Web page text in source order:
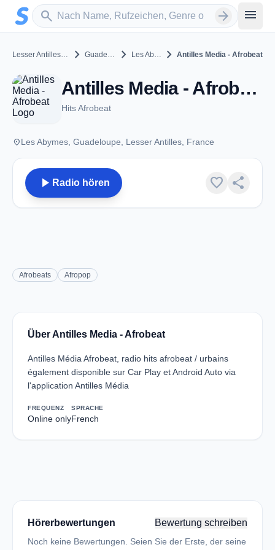
Zum Hauptinhalt springen
search
Sender suchen arrow_forward menu
Lesser Antilles, France chevron_right Guadeloupe chevron_right Les Abymes chevron_right Antilles Media - Afrobeat
Antilles Media - Afrobeat - Les Abymes
Hits Afrobeat
placeLes Abymes, Guadeloupe, Lesser Antilles, France
play_arrow Radio hören favorite share
Afrobeats Afropop
Über Antilles Media - Afrobeat
Antilles Média Afrobeat, radio hits afrobeat / urbains
également disponible sur Car Play et Android Auto via
l'application Antilles Média
FREQUENZ
Online only
SPRACHE
French
Hörerbewertungen Bewertung schreiben
Noch keine Bewertungen. Seien Sie der Erste, der seine